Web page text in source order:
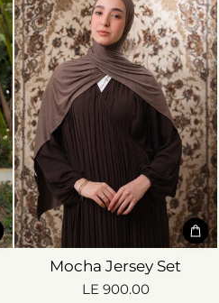
Mocha Jersey Set
LE 900.00